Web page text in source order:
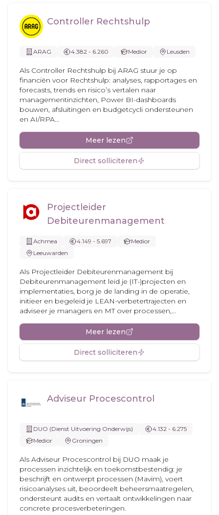
Controller Rechtshulp
ARAG 4.382 - 6.260 Medior Leusden
Als Controller Rechtshulp bij ARAG stuur je op
financiën voor Rechtshulp: analyses, rapportages en
forecasts, trends en risico’s vertalen naar
managementinzichten, Power BI-dashboards
bouwen, afsluitingen en budgetcycli ondersteunen
en AI/RPA...
Meer lezen
Direct solliciteren
Projectleider
Debiteurenmanagement
Achmea 4.149 - 5.697
Medior
Leeuwarden
Als Projectleider Debiteurenmanagement bij
Debiteurenmanagement leid je (IT-)projecten en
implementaties, borg je de landing in de operatie,
initieer en begeleid je LEAN-verbetertrajecten en
adviseer je managers en MT over processen,...
Meer lezen
Direct solliciteren
Adviseur Procescontrol
DUO (Dienst Uitvoering Onderwijs)
4.132 - 6.275
Medior
Groningen
Als Adviseur Procescontrol bij DUO maak je
processen inzichtelijk en toekomstbestendig: je
beschrijft en ontwerpt processen (Mavim), voert
risicoanalyses uit, beoordeelt beheersmaatregelen,
ondersteunt audits en vertaalt ontwikkelingen naar
concrete procesverbeteringen.